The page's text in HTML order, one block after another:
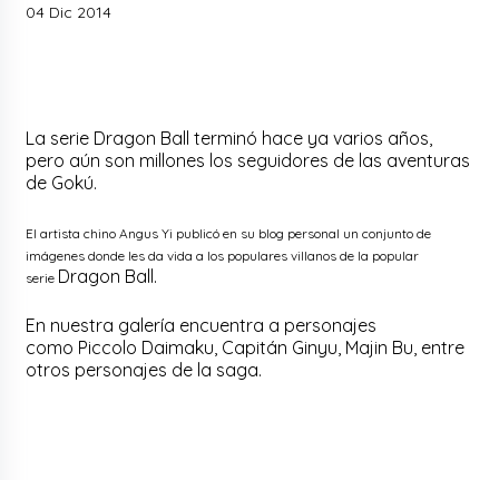
04 Dic 2014
La serie Dragon Ball terminó hace ya varios años,
pero aún son millones los seguidores de las aventuras
de Gokú.
El artista chino Angus Yi publicó en su blog personal un conjunto de
imágenes donde les da vida a los populares villanos de la popular
serie Dragon Ball.
En nuestra galería encuentra a personajes
como Piccolo Daimaku, Capitán Ginyu, Majin Bu, entre
otros personajes de la saga.